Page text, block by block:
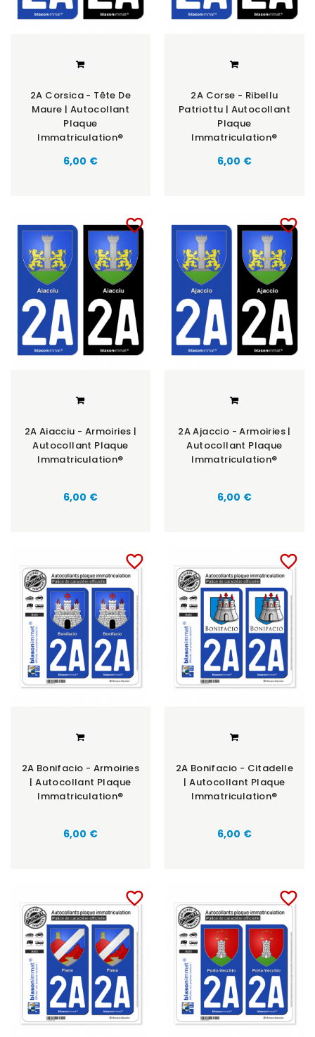
2A Corsica - Tête De
Maure | Autocollant
Plaque
Immatriculation®
6,00 €
2A Corse - Ribellu
Patriottu | Autocollant
Plaque
Immatriculation®
6,00 €
favorite_border
2A Aiacciu - Armoiries |
Autocollant Plaque
Immatriculation®
6,00 €
favorite_border
2A Ajaccio - Armoiries |
Autocollant Plaque
Immatriculation®
6,00 €
favorite_border
2A Bonifacio - Armoiries
| Autocollant Plaque
Immatriculation®
6,00 €
favorite_border
2A Bonifacio - Citadelle
| Autocollant Plaque
Immatriculation®
6,00 €
favorite_border favorite_border